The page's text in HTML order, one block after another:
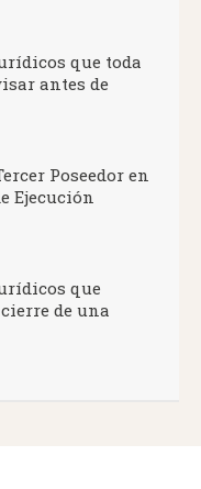
que toda
antes de
Poseedor en
Ejecución
que
de una